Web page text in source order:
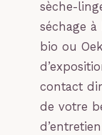
sèche-
séchage à
bio ou
contact
de votre